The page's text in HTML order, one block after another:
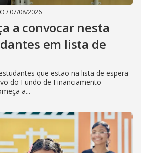
/ 07/08/2026
a convocar nesta
em lista de
que estão na lista de espera
do Fundo de Financiamento
a...